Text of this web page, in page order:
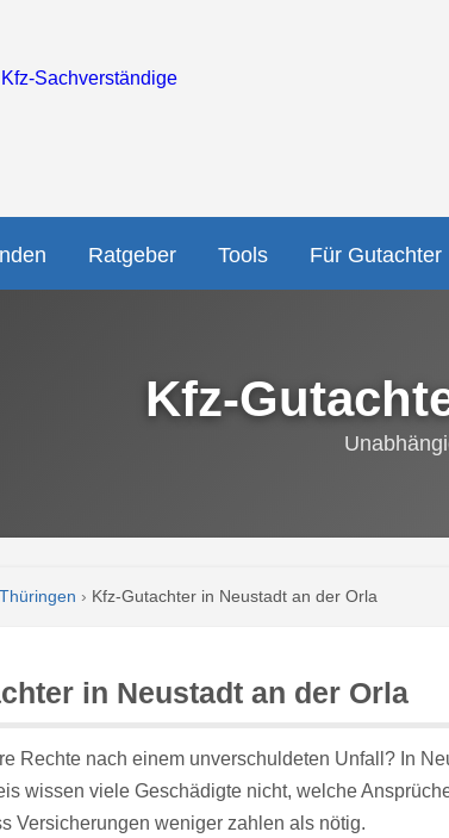
Ratgeber Tools Für Gutachter
Kfz-
Thüringen › Kfz-Gutachter in Neustadt an der Orla
in Neustadt an der Orla
Rechte nach einem unverschuldeten Unfall? In
wissen viele Geschädigte nicht, welche
Versicherungen weniger zahlen als nötig.